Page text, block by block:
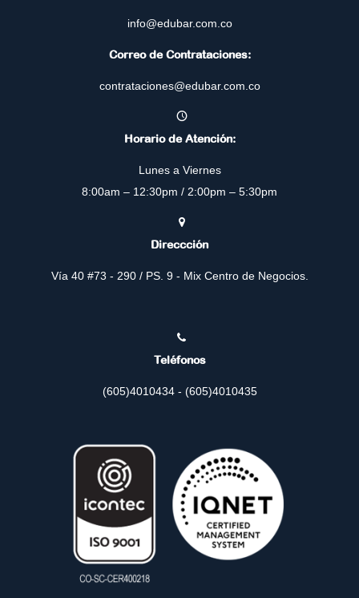
info@edubar.com.co
Correo de Contrataciones:
contrataciones@edubar.com.co
Horario de Atención:
Lunes a Viernes
8:00am – 12:30pm / 2:00pm – 5:30pm
Direccción
Vía 40 #73 - 290 / PS. 9 - Mix Centro de Negocios.
Teléfonos
(605)4010434 - (605)4010435